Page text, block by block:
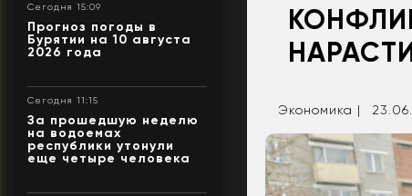
Сегодня 15:09
Прогноз погоды в
Бурятии на 10 августа
2026 года
Сегодня 11:15
За прошедшую неделю
на водоемах
республики утонули
еще четыре человека
Экономика |